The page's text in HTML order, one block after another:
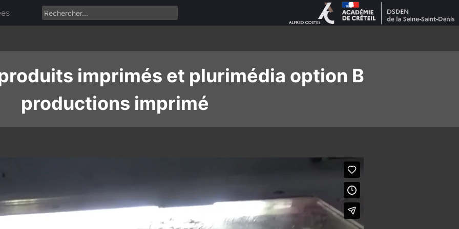
imprimés et plurimédia option B
productions imprimé